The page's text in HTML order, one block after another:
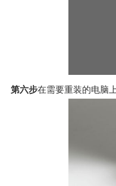
第六步在需要重装的电脑